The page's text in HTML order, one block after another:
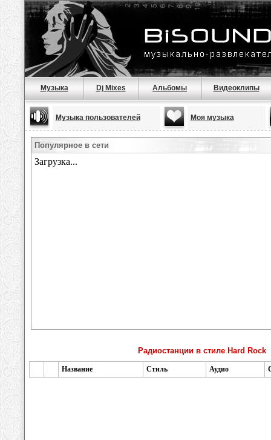
Музыка Dj Mixes Альбомы Видеоклипы
Музыка пользователей Моя музыка
Популярное в сети
Радиостанции в стиле Hard Rock
Название Стиль Аудио